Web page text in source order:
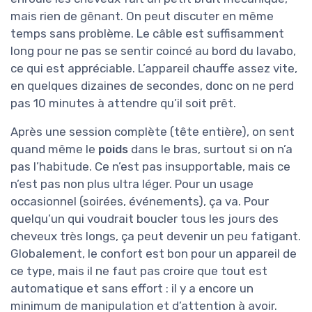
mais rien de gênant. On peut discuter en même
temps sans problème. Le câble est suffisamment
long pour ne pas se sentir coincé au bord du lavabo,
ce qui est appréciable. L’appareil chauffe assez vite,
en quelques dizaines de secondes, donc on ne perd
pas 10 minutes à attendre qu’il soit prêt.
Après une session complète (tête entière), on sent
quand même le poids dans le bras, surtout si on n’a
pas l’habitude. Ce n’est pas insupportable, mais ce
n’est pas non plus ultra léger. Pour un usage
occasionnel (soirées, événements), ça va. Pour
quelqu’un qui voudrait boucler tous les jours des
cheveux très longs, ça peut devenir un peu fatigant.
Globalement, le confort est bon pour un appareil de
ce type, mais il ne faut pas croire que tout est
automatique et sans effort : il y a encore un
minimum de manipulation et d’attention à avoir.